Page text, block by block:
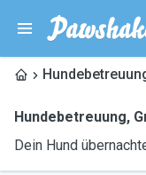
Hundebetreuung,
Dein Hund